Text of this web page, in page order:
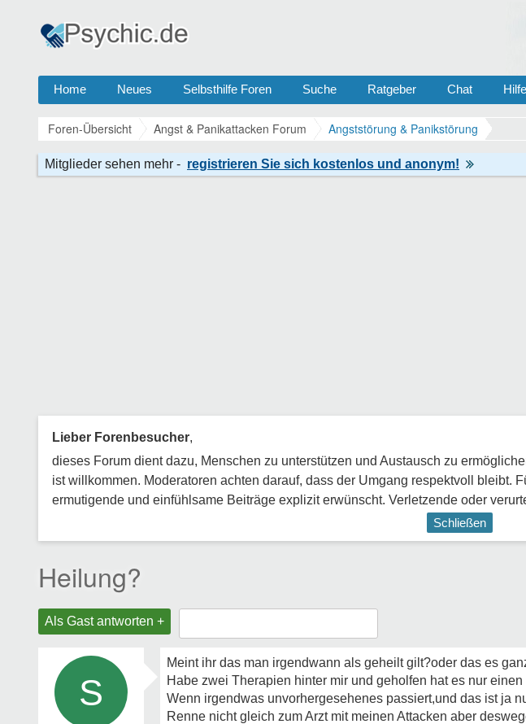
Home Neues Selbsthilfe Foren Suche Ratgeber Chat
Foren-Übersicht Angst & Panikattacken Forum Angststörung & Panikstörung
Lieber Forenbesucher,
dieses Forum dient dazu, Menschen zu unterstützen und Austausch zu
ist willkommen. Moderatoren achten darauf, dass der Umgang respektvoll bleibt.
ermutigende und einfühlsame Beiträge explizit erwünscht. Verletzende oder
Schließen
Heilung?
Als Gast antworten +
S
Meint ihr das man irgendwann als geheilt gilt?oder das es
Habe zwei Therapien hinter mir und geholfen hat es nur
Wenn irgendwas unvorhergesehenes passiert,und das ist ja
Renne nicht gleich zum Arzt mit meinen Attacken aber